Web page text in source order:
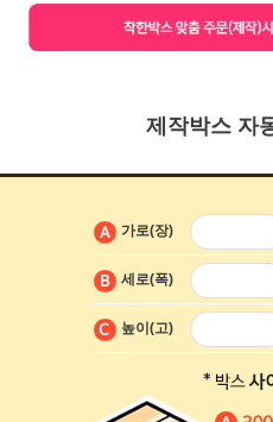
제작박스 자
가로(장)
세로(폭)
높이(고)